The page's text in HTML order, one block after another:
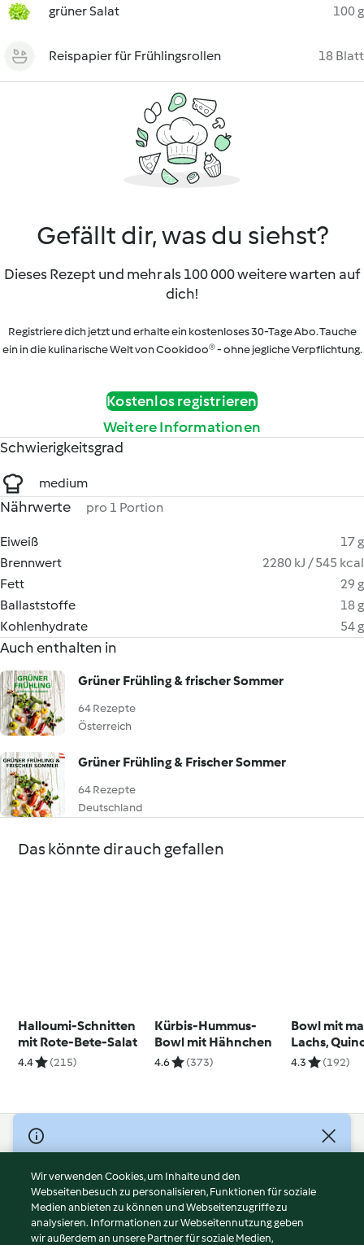
grüner Salat 100 g
Reispapier für Frühlingsrollen 18 Blatt
Gefällt dir, was du siehst?
Dieses Rezept und mehr als 100 000 weitere warten auf
dich!
Registriere dich jetzt und erhalte ein kostenloses 30-Tage Abo. Tauche
ein in die kulinarische Welt von Cookidoo® - ohne jegliche Verpflichtung.
Kostenlos registrieren
Weitere Informationen
Schwierigkeitsgrad
medium
Nährwerte pro 1 Portion
Eiweiß
17 g
Brennwert
2280 kJ / 545 kcal
Fett
29 g
Ballaststoffe
18 g
Kohlenhydrate
54 g
Auch enthalten in
Grüner Frühling & frischer Sommer
64 Rezepte
Österreich
Grüner Frühling & Frischer Sommer
64 Rezepte
Deutschland
Das könnte dir auch gefallen
Halloumi-Schnitten
mit Rote-Bete-Salat
4.4 (215)
Kürbis-Hummus-
Bowl mit Hähnchen
4.6 (373)
Bowl mit
Lachs,
schwarzen
4.3 (192)
© Copyright 2026
Nutzungsbedingungen
Datenschutzrichtlinien
Disclaimer
Impressum
Wir verwenden Cookies, um Inhalte und den
Webseitenbesuch zu personalisieren, Funktionen für soziale
Medien anbieten zu können und Webseitenzugriffe zu
analysieren. Informationen zur Webseitennutzung geben
wir außerdem an unsere Partner für soziale Medien,